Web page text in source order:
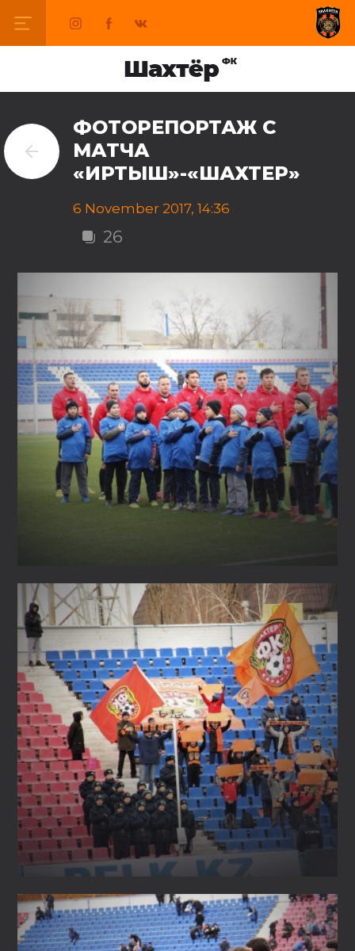
ФОТОРЕПОРТАЖ С
МАТЧА
«ИРТЫШ»-«ШАХТЕР»
6 November 2017, 14:36
26